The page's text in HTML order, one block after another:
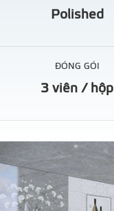
Polished
ĐÓNG GÓI
3 viên / hộp